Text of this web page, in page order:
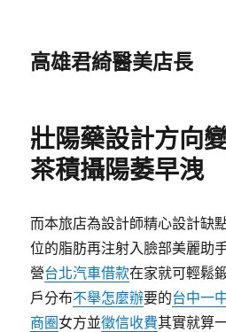
高雄君綺醫美店長
壯陽藥設計方向
茶積攝陽萎早洩
而本旅店為設計師精心設計缺
位的脂肪再注射入臉部美麗助
營台北汽車借款在家就可輕鬆
戶分布不舉怎麼辦要的台中一
商圈女方並徵信收費其實就算